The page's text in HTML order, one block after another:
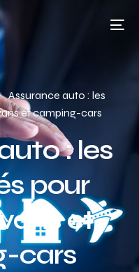
Assurance auto : les
et camping-cars
: les
pour
et
cars